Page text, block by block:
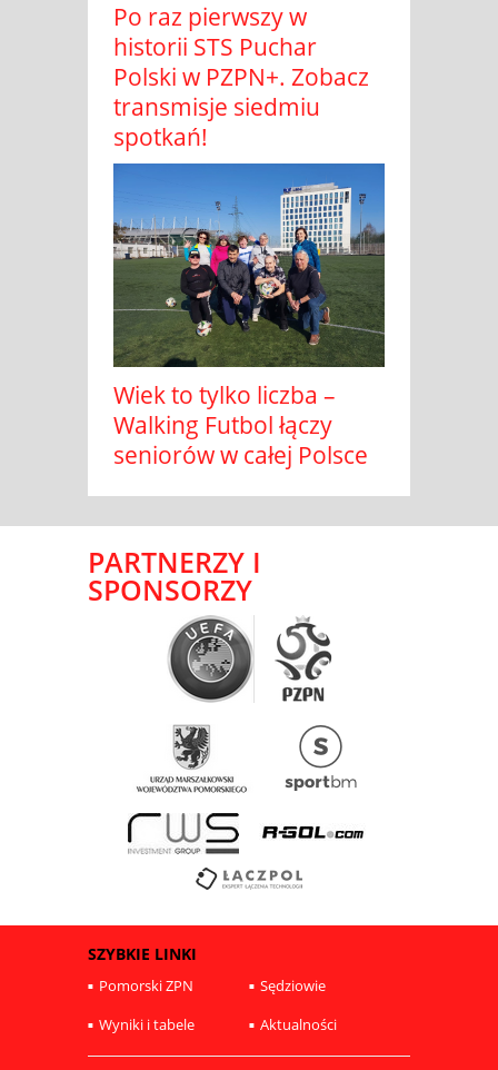
Po raz pierwszy w
historii STS Puchar
Polski w PZPN+. Zobacz
transmisje siedmiu
spotkań!
Wiek to tylko liczba –
Walking Futbol łączy
seniorów w całej Polsce
PARTNERZY I
SPONSORZY
SZYBKIE LINKI
Pomorski ZPN
Sędziowie
Wyniki i tabele
Aktualności